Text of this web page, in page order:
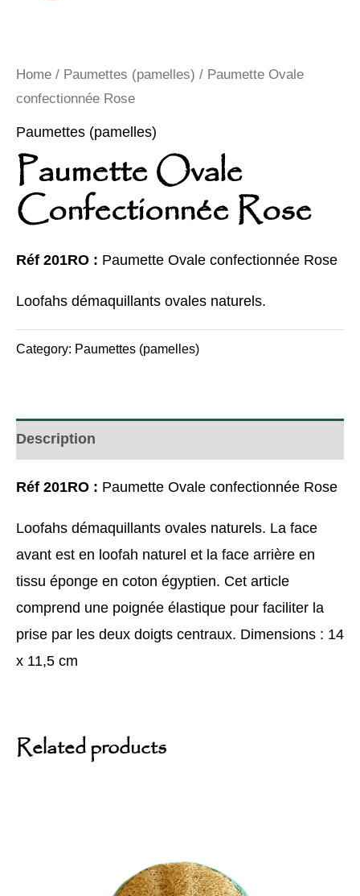
Home / Paumettes (pamelles) / Paumette Ovale
confectionnée Rose
Paumettes (pamelles)
Paumette Ovale
Confectionnée Rose
Réf 201RO : Paumette Ovale confectionnée Rose
Loofahs démaquillants ovales naturels.
Category: Paumettes (pamelles)
Description
Réf 201RO : Paumette Ovale confectionnée Rose
Loofahs démaquillants ovales naturels. La face
avant est en loofah naturel et la face arrière en
tissu éponge en coton égyptien. Cet article
comprend une poignée élastique pour faciliter la
prise par les deux doigts centraux. Dimensions : 14
x 11,5 cm
Related products